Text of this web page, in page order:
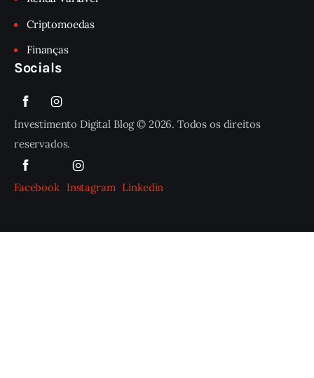
Criptomoedas
Finanças
Socials
Investimento Digital Blog © 2026. Todos os direitos
reservados.
Facebook Instagram Linkedin